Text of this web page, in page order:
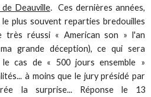
de Deauville. Ces dernières années,
plus souvent reparties bredouilles
très réussi « American son » l'an
grande déception), ce qui sera
le cas de « 500 jours ensemble »
à moins que le jury présidé par
la surprise... Réponse le 13